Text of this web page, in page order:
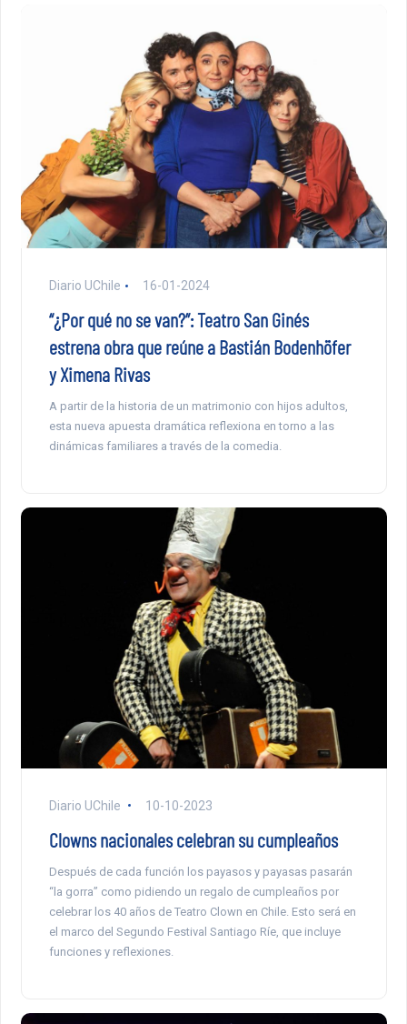
Diario UChile 16-01-2024
“¿Por qué no se van?”: Teatro San Ginés
estrena obra que reúne a Bastián Bodenhöfer
y Ximena Rivas
A partir de la historia de un matrimonio con hijos adultos,
esta nueva apuesta dramática reflexiona en torno a las
dinámicas familiares a través de la comedia.
Diario UChile 10-10-2023
Clowns nacionales celebran su cumpleaños
Después de cada función los payasos y payasas pasarán
“la gorra” como pidiendo un regalo de cumpleaños por
celebrar los 40 años de Teatro Clown en Chile. Esto será en
el marco del Segundo Festival Santiago Ríe, que incluye
funciones y reflexiones.